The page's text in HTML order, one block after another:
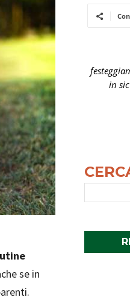
se in
in